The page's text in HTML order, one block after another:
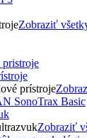
Zobraziť
prístroje
Zobraziť